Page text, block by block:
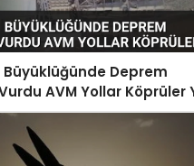
Büyüklüğünde Deprem
AVM Yollar Köprüler
Kaybı Var